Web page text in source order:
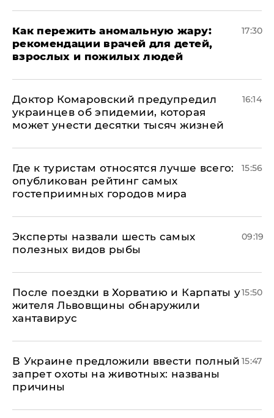
Как пережить аномальную жару:
рекомендации врачей для детей,
взрослых и пожилых людей
17:30
Доктор Комаровский предупредил
украинцев об эпидемии, которая
может унести десятки тысяч жизней
16:14
Где к туристам относятся лучше всего:
опубликован рейтинг самых
гостеприимных городов мира
15:56
Эксперты назвали шесть самых
полезных видов рыбы
09:19
После поездки в Хорватию и Карпаты у
жителя Львовщины обнаружили
хантавирус
15:50
В Украине предложили ввести полный
запрет охоты на животных: названы
причины
15:47